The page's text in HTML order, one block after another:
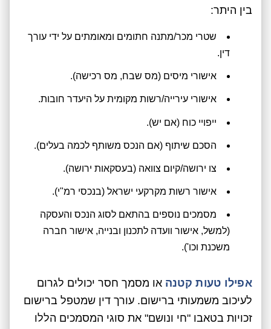
בין היתר:
שטרי מכר/מתנה חתומים ומאומתים על ידי עורך
דין.
אישורי מיסים (מס שבח, מס רכישה).
אישורי עירייה/רשות מקומית על היעדר חובות.
ייפויי כוח (אם יש).
הסכם שיתוף (אם הנכס משותף לכמה בעלים).
צו ירושה/קיום צוואה (בעסקאות ירושה).
אישור רשות מקרקעי ישראל (בנכסי רמ"י).
מסמכים נוספים בהתאם לסוג הנכס והעסקה
(למשל, אישור וועדה לתכנון ובנייה, אישור חברה
משכנת וכו').
אפילו טעות קטנה או מסמך חסר יכולים לגרום
לעיכוב משמעותי ברישום. עורך דין שמטפל ברישום
זכויות בטאבו "חי ונושם" את סוגי המסמכים הללו